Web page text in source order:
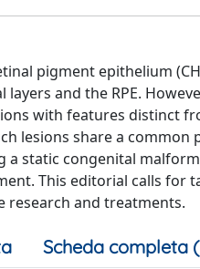
pigment epithelium
and the RPE.
with features distinct
lesions share a
a static congenital
This editorial calls
research and treatments.
Scheda completa